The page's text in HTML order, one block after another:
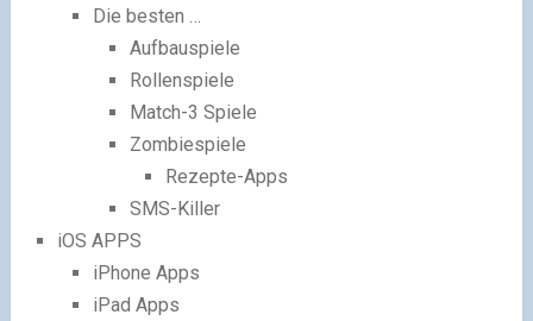
Die besten …
Aufbauspiele
Rollenspiele
Match-3 Spiele
Zombiespiele
Rezepte-Apps
SMS-Killer
iOS APPS
iPhone Apps
iPad Apps